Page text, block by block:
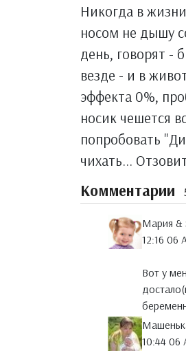
Никогда в
носом не дышу
день, говорят -
везде - и в
эффекта 0%,
носик чешется
попробовать
чихать...
Комментарии
Мария &
12:16 06
Вот у
10:44 06